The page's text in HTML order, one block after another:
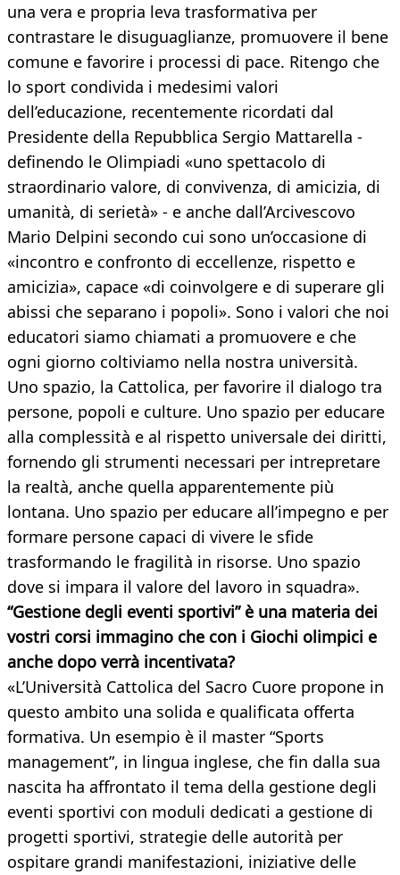
una vera e propria leva trasformativa per
contrastare le disuguaglianze, promuovere il bene
comune e favorire i processi di pace. Ritengo che
lo sport condivida i medesimi valori
dell’educazione, recentemente ricordati dal
Presidente della Repubblica Sergio Mattarella -
definendo le Olimpiadi «uno spettacolo di
straordinario valore, di convivenza, di amicizia, di
umanità, di serietà» - e anche dall’Arcivescovo
Mario Delpini secondo cui sono un’occasione di
«incontro e confronto di eccellenze, rispetto e
amicizia», capace «di coinvolgere e di superare gli
abissi che separano i popoli». Sono i valori che noi
educatori siamo chiamati a promuovere e che
ogni giorno coltiviamo nella nostra università.
Uno spazio, la Cattolica, per favorire il dialogo tra
persone, popoli e culture. Uno spazio per educare
alla complessità e al rispetto universale dei diritti,
fornendo gli strumenti necessari per intrepretare
la realtà, anche quella apparentemente più
lontana. Uno spazio per educare all’impegno e per
formare persone capaci di vivere le sfide
trasformando le fragilità in risorse. Uno spazio
dove si impara il valore del lavoro in squadra».
“Gestione degli eventi sportivi” è una materia dei
vostri corsi immagino che con i Giochi olimpici e
anche dopo verrà incentivata?
«L’Università Cattolica del Sacro Cuore propone in
questo ambito una solida e qualificata offerta
formativa. Un esempio è il master “Sports
management”, in lingua inglese, che fin dalla sua
nascita ha affrontato il tema della gestione degli
eventi sportivi con moduli dedicati a gestione di
progetti sportivi, strategie delle autorità per
ospitare grandi manifestazioni, iniziative delle